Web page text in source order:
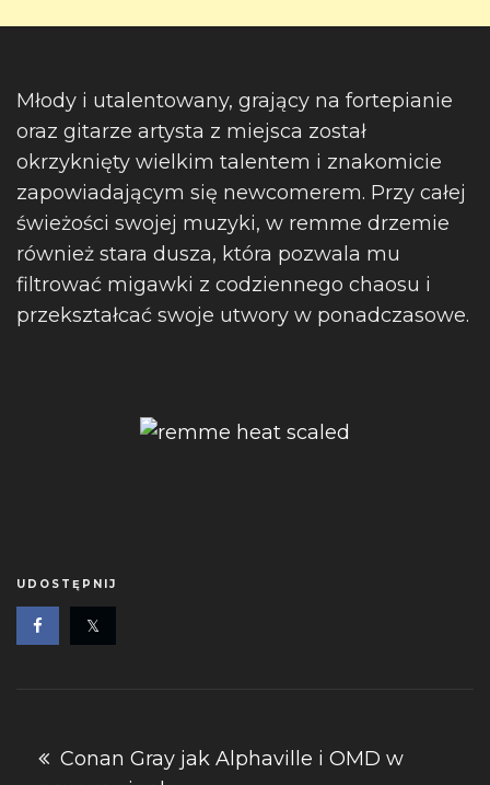
Młody i utalentowany, grający na fortepianie
oraz gitarze artysta z miejsca został
okrzyknięty wielkim talentem i znakomicie
zapowiadającym się newcomerem. Przy całej
świeżości swojej muzyki, w remme drzemie
również stara dusza, która pozwala mu
filtrować migawki z codziennego chaosu i
przekształcać swoje utwory w ponadczasowe.
UDOSTĘPNIJ
Nawigacja
Conan Gray jak Alphaville i OMD w